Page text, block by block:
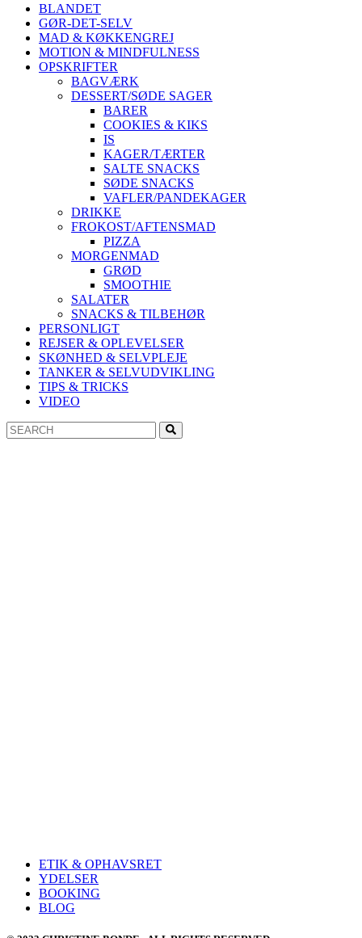
BLANDET
GØR-DET-SELV
MAD & KØKKENGREJ
MOTION & MINDFULNESS
OPSKRIFTER
BAGVÆRK
DESSERT/SØDE SAGER
BARER
COOKIES & KIKS
IS
KAGER/TÆRTER
SALTE SNACKS
SØDE SNACKS
VAFLER/PANDEKAGER
DRIKKE
FROKOST/AFTENSMAD
PIZZA
MORGENMAD
GRØD
SMOOTHIE
SALATER
SNACKS & TILBEHØR
PERSONLIGT
REJSER & OPLEVELSER
SKØNHED & SELVPLEJE
TANKER & SELVUDVIKLING
TIPS & TRICKS
VIDEO
Search
for:
ETIK & OPHAVSRET
YDELSER
BOOKING
BLOG